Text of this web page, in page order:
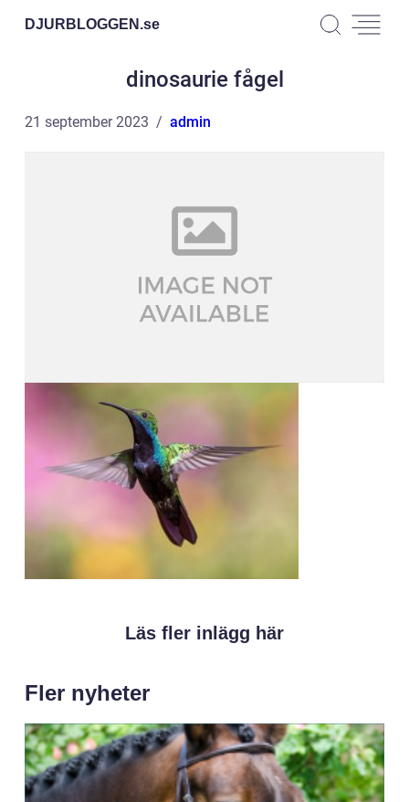
DJURBLOGGEN.se
dinosaurie fågel
21 september 2023 admin
Läs fler inlägg här
Fler nyheter